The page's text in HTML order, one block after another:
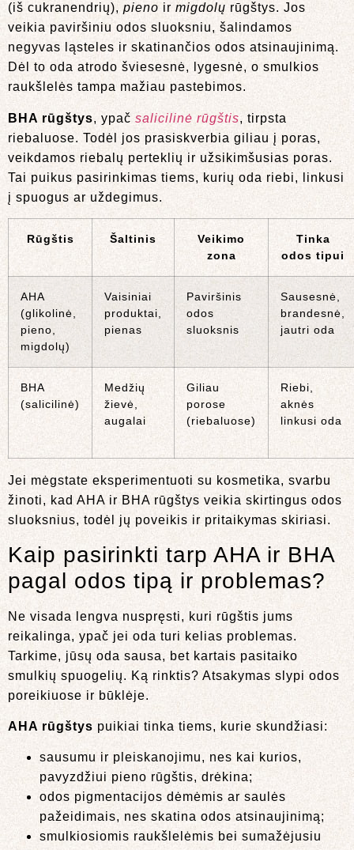
(iš cukranendrių), pieno ir migdolų rūgštys. Jos
veikia paviršiniu odos sluoksniu, šalindamos
negyvas ląsteles ir skatinančios odos atsinaujinimą.
Dėl to oda atrodo šviesesnė, lygesnė, o smulkios
raukšlelės tampa mažiau pastebimos.
BHA rūgštys, ypač salicilinė rūgštis, tirpsta
riebaluose. Todėl jos prasiskverbia giliau į poras,
veikdamos riebalų perteklių ir užsikimšusias poras.
Tai puikus pasirinkimas tiems, kurių oda riebi, linkusi
į spuogus ar uždegimus.
Rūgštis Šaltinis
Veikimo
zona
Tinka
odos tipui
AHA
(glikolinė,
pieno,
migdolų)
Vaisiniai
produktai,
pienas
Paviršinis
odos
sluoksnis
Sausesnė,
brandesnė,
jautri oda
BHA
(salicilinė)
Medžių
žievė,
augalai
Giliau
porose
(riebaluose)
Riebi,
aknės
linkusi oda
Jei mėgstate eksperimentuoti su kosmetika, svarbu
žinoti, kad AHA ir BHA rūgštys veikia skirtingus odos
sluoksnius, todėl jų poveikis ir pritaikymas skiriasi.
Kaip pasirinkti tarp AHA ir BHA
pagal odos tipą ir problemas?
Ne visada lengva nuspręsti, kuri rūgštis jums
reikalinga, ypač jei oda turi kelias problemas.
Tarkime, jūsų oda sausa, bet kartais pasitaiko
smulkių spuogelių. Ką rinktis? Atsakymas slypi odos
poreikiuose ir būklėje.
AHA rūgštys puikiai tinka tiems, kurie skundžiasi:
sausumu ir pleiskanojimu, nes kai kurios,
pavyzdžiui pieno rūgštis, drėkina;
odos pigmentacijos dėmėmis ar saulės
pažeidimais, nes skatina odos atsinaujinimą;
smulkiosiomis raukšlelėmis bei sumažėjusiu